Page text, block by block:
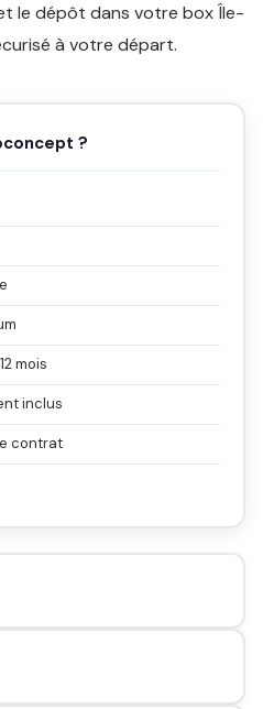
le dépôt dans votre box Île-
à votre départ.
?
mois
inclus
contrat